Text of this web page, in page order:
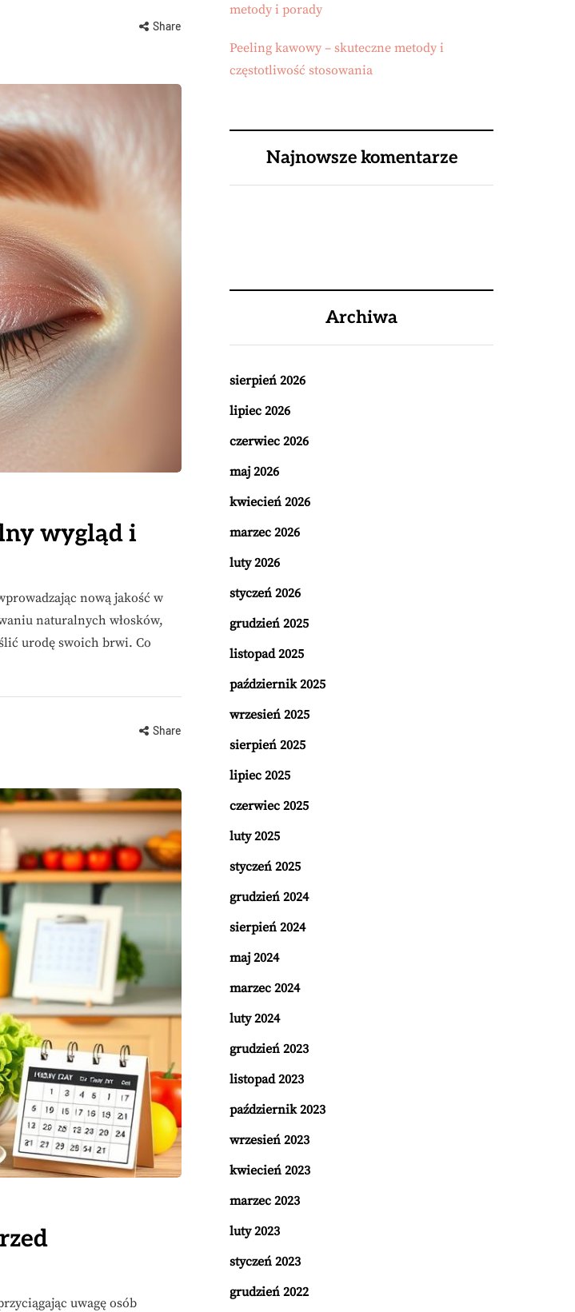
Share
wygląd i
nową jakość w
naturalnych włosków,
urodę swoich brwi. Co
Share
uwagę osób
metody i porady
Peeling kawowy – skuteczne metody i
częstotliwość stosowania
Najnowsze komentarze
Archiwa
sierpień 2026
lipiec 2026
czerwiec 2026
maj 2026
kwiecień 2026
marzec 2026
luty 2026
styczeń 2026
grudzień 2025
listopad 2025
październik 2025
wrzesień 2025
sierpień 2025
lipiec 2025
czerwiec 2025
luty 2025
styczeń 2025
grudzień 2024
sierpień 2024
maj 2024
marzec 2024
luty 2024
grudzień 2023
listopad 2023
październik 2023
wrzesień 2023
kwiecień 2023
marzec 2023
luty 2023
styczeń 2023
grudzień 2022